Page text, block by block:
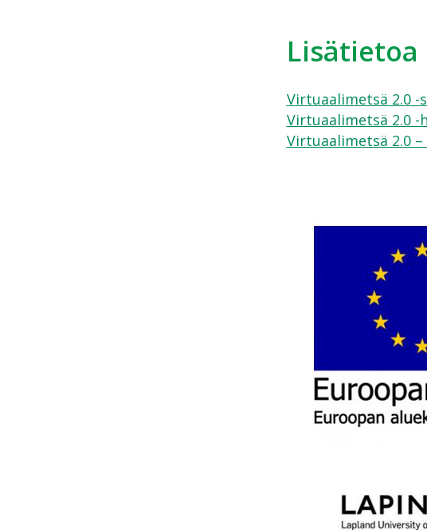
Lisätietoa
Virtuaalimetsä 2.0 -
Virtuaalimetsä 2.0 -
Virtuaalimetsä 2.0